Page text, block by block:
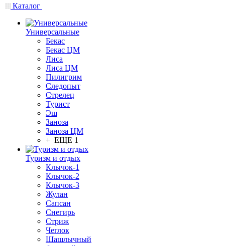
Каталог
Универсальные
Бекас
Бекас ЦМ
Лиса
Лиса ЦМ
Пилигрим
Следопыт
Стрелец
Турист
Эш
Заноза
Заноза ЦМ
+ ЕЩЕ 1
Туризм и отдых
Клычок-1
Клычок-2
Клычок-3
Жулан
Сапсан
Снегирь
Стриж
Чеглок
Шашлычный